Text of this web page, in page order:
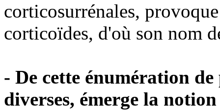
corticosurrénales,
corticoïdes, d'où son nom
- De cette énumération
diverses, émerge la